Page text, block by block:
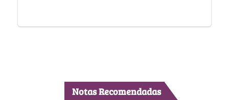
Notas Recomendadas